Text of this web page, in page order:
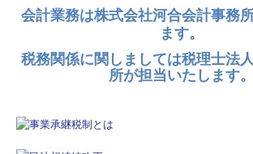
経営者お役立ち情報
提携企業一覧
採用情報
会計業務は株式会社河合会計事務
ます。
税務関係に関しましては税理士法
所が担当いたします。